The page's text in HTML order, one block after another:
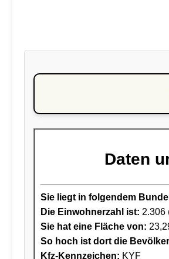
Daten
Sie liegt in folgendem
Die Einwohnerzahl ist: 2.306
Sie hat eine Fläche von:
So hoch ist dort die
Kfz-Kennzeichen: KYF